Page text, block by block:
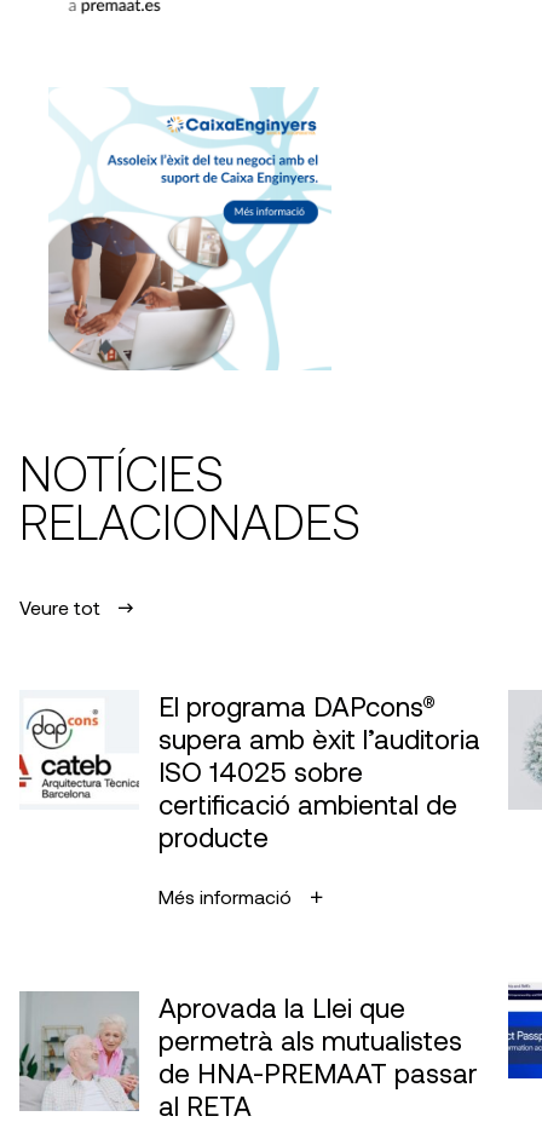
NOTÍCIES
RELACIONADES
Veure tot
El programa DAPcons®
supera amb èxit l’auditoria
ISO 14025 sobre
certificació ambiental de
producte
Més informació
Aprovada la Llei que
permetrà als mutualistes
de HNA-PREMAAT passar
al RETA